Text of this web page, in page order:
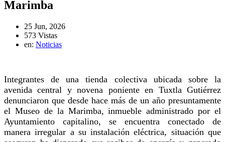
Marimba
25 Jun, 2026
573 Vistas
en: Noticias
Integrantes de una tienda colectiva ubicada sobre la
avenida central y novena poniente en Tuxtla Gutiérrez
denunciaron que desde hace más de un año presuntamente
el Museo de la Marimba, inmueble administrado por el
Ayuntamiento capitalino, se encuentra conectado de
manera irregular a su instalación eléctrica, situación que